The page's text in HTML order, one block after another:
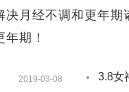
月经不调和更年
期！
2019-03-08 3.8女